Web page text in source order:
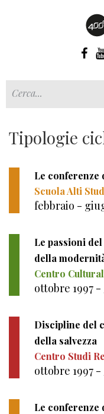
Tipologie
Le conferenze
Scuola Alti
febbraio -
Le passioni
della
Centro
ottobre 1997
Discipline del
della salvezza
Centro Studi
ottobre 1997
Le conferenze